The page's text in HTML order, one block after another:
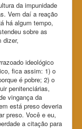
da impunidade
Vem daí a reação
há algum tempo,
sobre as
dizer,
ideológico
fica assim: 1) o
é pobre; 2) o
penitenciárias,
vingança da
está preso deveria
preso. Você e eu,
a citação para